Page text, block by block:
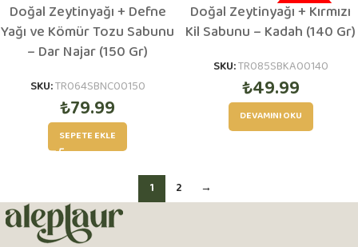
Doğal Zeytinyağı + Defne
Yağı ve Kömür Tozu Sabunu
– Dar Najar (150 Gr)
SKU:TR064SBNC00150
₺79.99
SEPETE EKLE
TÜKENDI
Doğal Zeytinyağı + Kırmızı
Kil Sabunu – Kadah (140 Gr)
SKU:TR085SBKA00140
₺49.99
DEVAMINI OKU
1 2 →